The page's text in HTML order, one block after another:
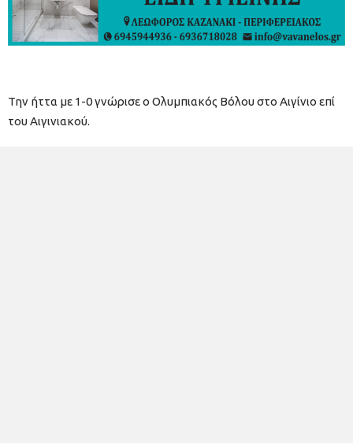
Την ήττα με 1-0 γνώρισε ο Ολυμπιακός Βόλου στο Αιγίνιο επί
του Αιγινιακού.